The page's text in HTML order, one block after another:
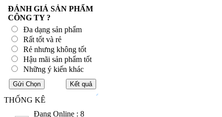
ĐÁNH GIÁ SẢN PHẨM
CÔNG TY ?
Đa dạng sản phẩm
Rất tốt và rẻ
Rẻ nhưng không tốt
Hậu mãi sản phẩm tốt
Những ý kiến khác
THỐNG KÊ
Đang Online : 8